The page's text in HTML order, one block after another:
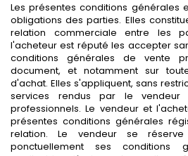
Les présentes conditions générales
obligations des parties. Elles
relation commerciale entre les
l'acheteur est réputé les accepter
conditions générales de vente
document, et notamment sur
d'achat. Elles s'appliquent, sans
services rendus par le vendeur
professionnels. Le vendeur et
présentes conditions générales
relation. Le vendeur se
ponctuellement ses conditions